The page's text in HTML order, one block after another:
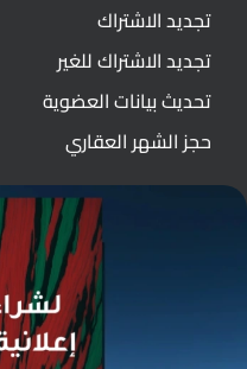
تجديد الاشتراك
تجديد الاشتراك للغير
تحديث بيانات العضوية
حجز الشهر العقاري